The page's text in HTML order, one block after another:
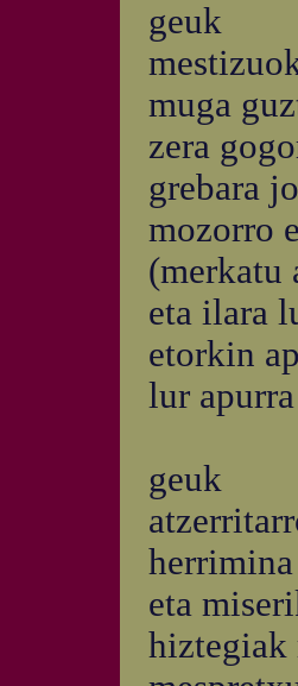
geuk
muga
zera
grebara
mozorro
(merkatu
eta ilara
etorkin
lur apurra
geuk
eta
hiztegiak